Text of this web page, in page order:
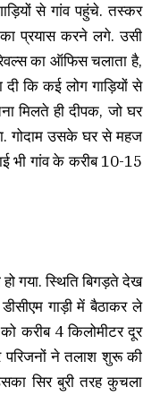
से गांव पहुंचे. तस्कर
प्रयास करने लगे. उसी
का ऑफिस चलाता है,
कि कई लोग गाड़ियों से
मिलते ही दीपक, जो घर
गोदाम उसके घर से महज
भी गांव के करीब 10-15
गया. स्थिति बिगड़ते देख
गाड़ी में बैठाकर ले
करीब 4 किलोमीटर दूर
परिजनों ने तलाश शुरू की
सिर बुरी तरह कुचला